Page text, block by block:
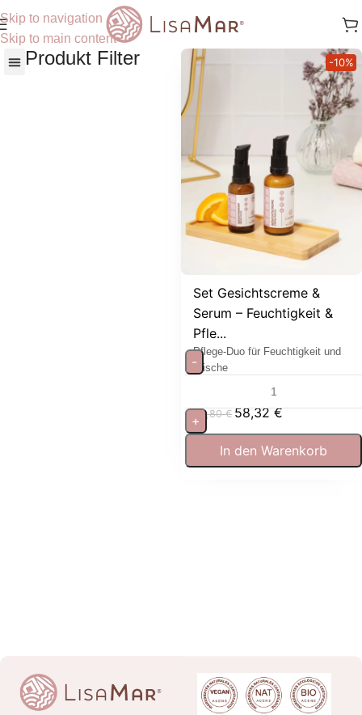
Skip to navigation
Skip to main content
Produkt Filter
Set Gesichtscreme &
Serum – Feuchtigkeit &
Pfle...
Pflege-Duo für Feuchtigkeit und
Frische
-10%
64,80€ 58,32€
-
+
In den Warenkorb